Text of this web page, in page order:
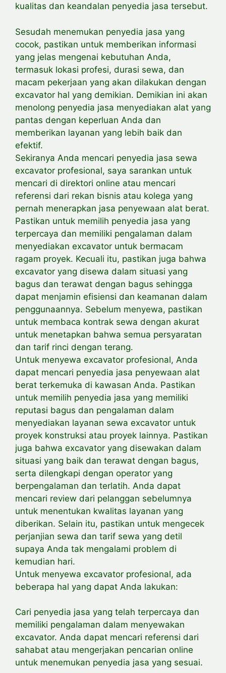
kualitas dan keandalan penyedia jasa tersebut.
Sesudah menemukan penyedia jasa yang
cocok, pastikan untuk memberikan informasi
yang jelas mengenai kebutuhan Anda,
termasuk lokasi profesi, durasi sewa, dan
macam pekerjaan yang akan dilakukan dengan
excavator hal yang demikian. Demikian ini akan
menolong penyedia jasa menyediakan alat yang
pantas dengan keperluan Anda dan
memberikan layanan yang lebih baik dan
efektif.
Sekiranya Anda mencari penyedia jasa sewa
excavator profesional, saya sarankan untuk
mencari di direktori online atau mencari
referensi dari rekan bisnis atau kolega yang
pernah menerapkan jasa penyewaan alat berat.
Pastikan untuk memilih penyedia jasa yang
terpercaya dan memiliki pengalaman dalam
menyediakan excavator untuk bermacam
ragam proyek. Kecuali itu, pastikan juga bahwa
excavator yang disewa dalam situasi yang
bagus dan terawat dengan bagus sehingga
dapat menjamin efisiensi dan keamanan dalam
penggunaannya. Sebelum menyewa, pastikan
untuk membaca kontrak sewa dengan akurat
untuk menetapkan bahwa semua persyaratan
dan tarif rinci dengan terang.
Untuk menyewa excavator profesional, Anda
dapat mencari penyedia jasa penyewaan alat
berat terkemuka di kawasan Anda. Pastikan
untuk memilih penyedia jasa yang memiliki
reputasi bagus dan pengalaman dalam
menyediakan layanan sewa excavator untuk
proyek konstruksi atau proyek lainnya. Pastikan
juga bahwa excavator yang disewakan dalam
situasi yang baik dan terawat dengan bagus,
serta dilengkapi dengan operator yang
berpengalaman dan terlatih. Anda dapat
mencari review dari pelanggan sebelumnya
untuk menentukan kwalitas layanan yang
diberikan. Selain itu, pastikan untuk mengecek
perjanjian sewa dan tarif sewa yang detil
supaya Anda tak mengalami problem di
kemudian hari.
Untuk menyewa excavator profesional, ada
beberapa hal yang dapat Anda lakukan:
Cari penyedia jasa yang telah terpercaya dan
memiliki pengalaman dalam menyewakan
excavator. Anda dapat mencari referensi dari
sahabat atau mengerjakan pencarian online
untuk menemukan penyedia jasa yang sesuai.